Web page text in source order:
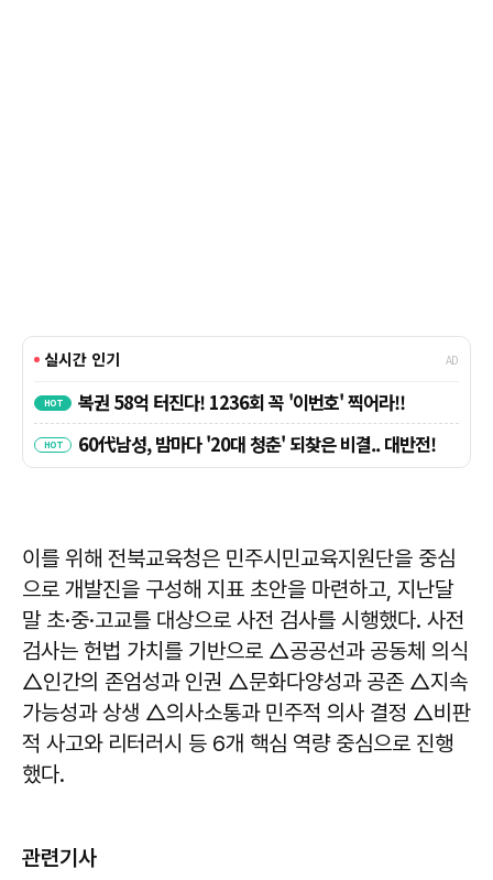
이를 위해 전북교육청은 민주시민교육지원단을 중심
으로 개발진을 구성해 지표 초안을 마련하고, 지난달
말 초·중·고교를 대상으로 사전 검사를 시행했다. 사전
검사는 헌법 가치를 기반으로 △공공선과 공동체 의식
△인간의 존엄성과 인권 △문화다양성과 공존 △지속
가능성과 상생 △의사소통과 민주적 의사 결정 △비판
적 사고와 리터러시 등 6개 핵심 역량 중심으로 진행
했다.
관련기사